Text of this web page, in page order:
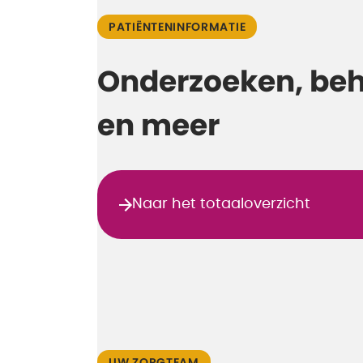
PATIËNTENINFORMATIE
Onderzoeken,
en meer
Naar het totaaloverzicht